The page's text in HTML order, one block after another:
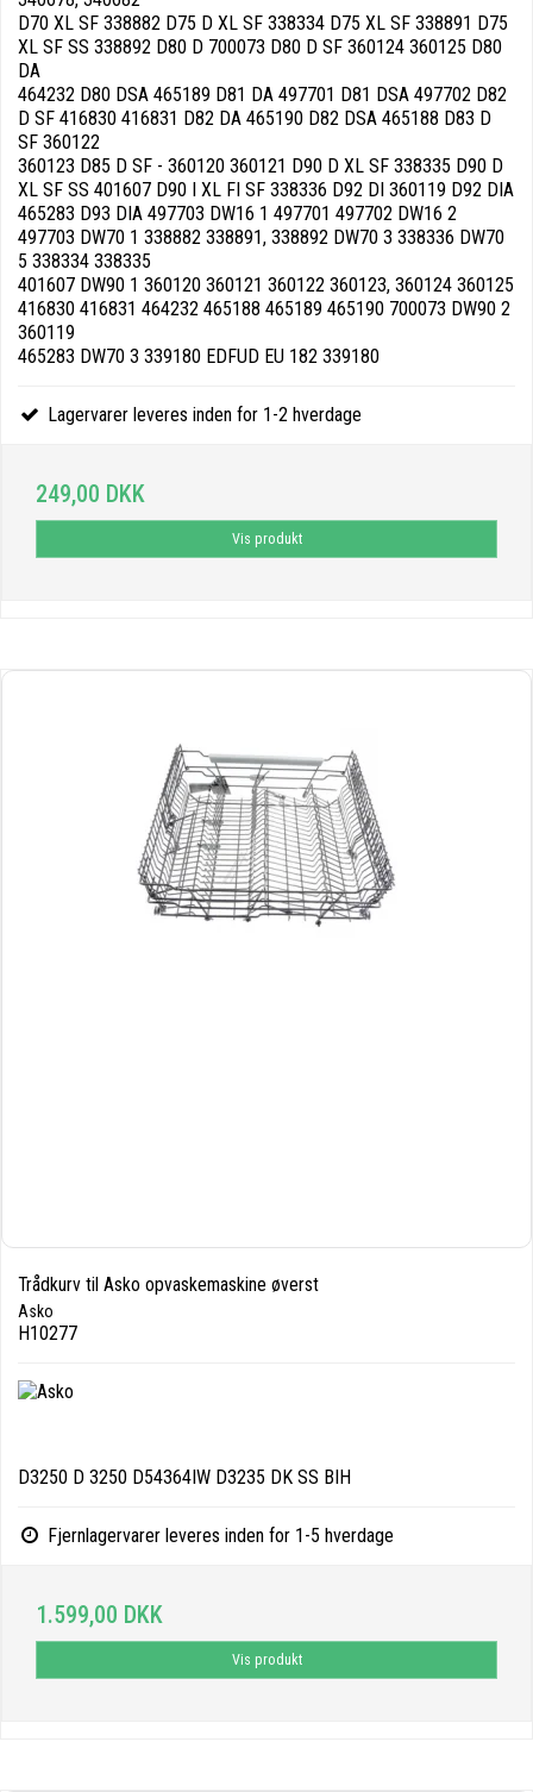
D70 XL SF 338882 D75 D XL SF 338334 D75 XL SF 338891 D75
XL SF SS 338892 D80 D 700073 D80 D SF 360124 360125 D80
DA
464232 D80 DSA 465189 D81 DA 497701 D81 DSA 497702 D82
D SF 416830 416831 D82 DA 465190 D82 DSA 465188 D83 D
SF 360122
360123 D85 D SF - 360120 360121 D90 D XL SF 338335 D90 D
XL SF SS 401607 D90 I XL FI SF 338336 D92 DI 360119 D92 DIA
465283 D93 DIA 497703 DW16 1 497701 497702 DW16 2
497703 DW70 1 338882 338891, 338892 DW70 3 338336 DW70
5 338334 338335
401607 DW90 1 360120 360121 360122 360123, 360124 360125
416830 416831 464232 465188 465189 465190 700073 DW90 2
360119
465283 DW70 3 339180 EDFUD EU 182 339180
Lagervarer leveres inden for 1-2 hverdage
249,00 DKK
Vis produkt
Trådkurv til Asko opvaskemaskine øverst
Asko
H10277
D3250 D 3250 D54364IW D3235 DK SS BIH
Fjernlagervarer leveres inden for 1-5 hverdage
1.599,00 DKK
Vis produkt